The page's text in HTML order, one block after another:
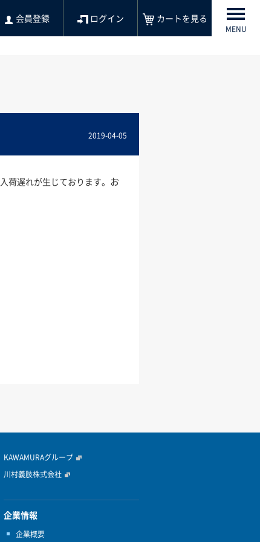
会員登録 ログイン カートを見る
MENU
2019-04-05
入荷遅れが生じております。 お
KAWAMURAグループ
川村義肢株式会社
企業情報
企業概要